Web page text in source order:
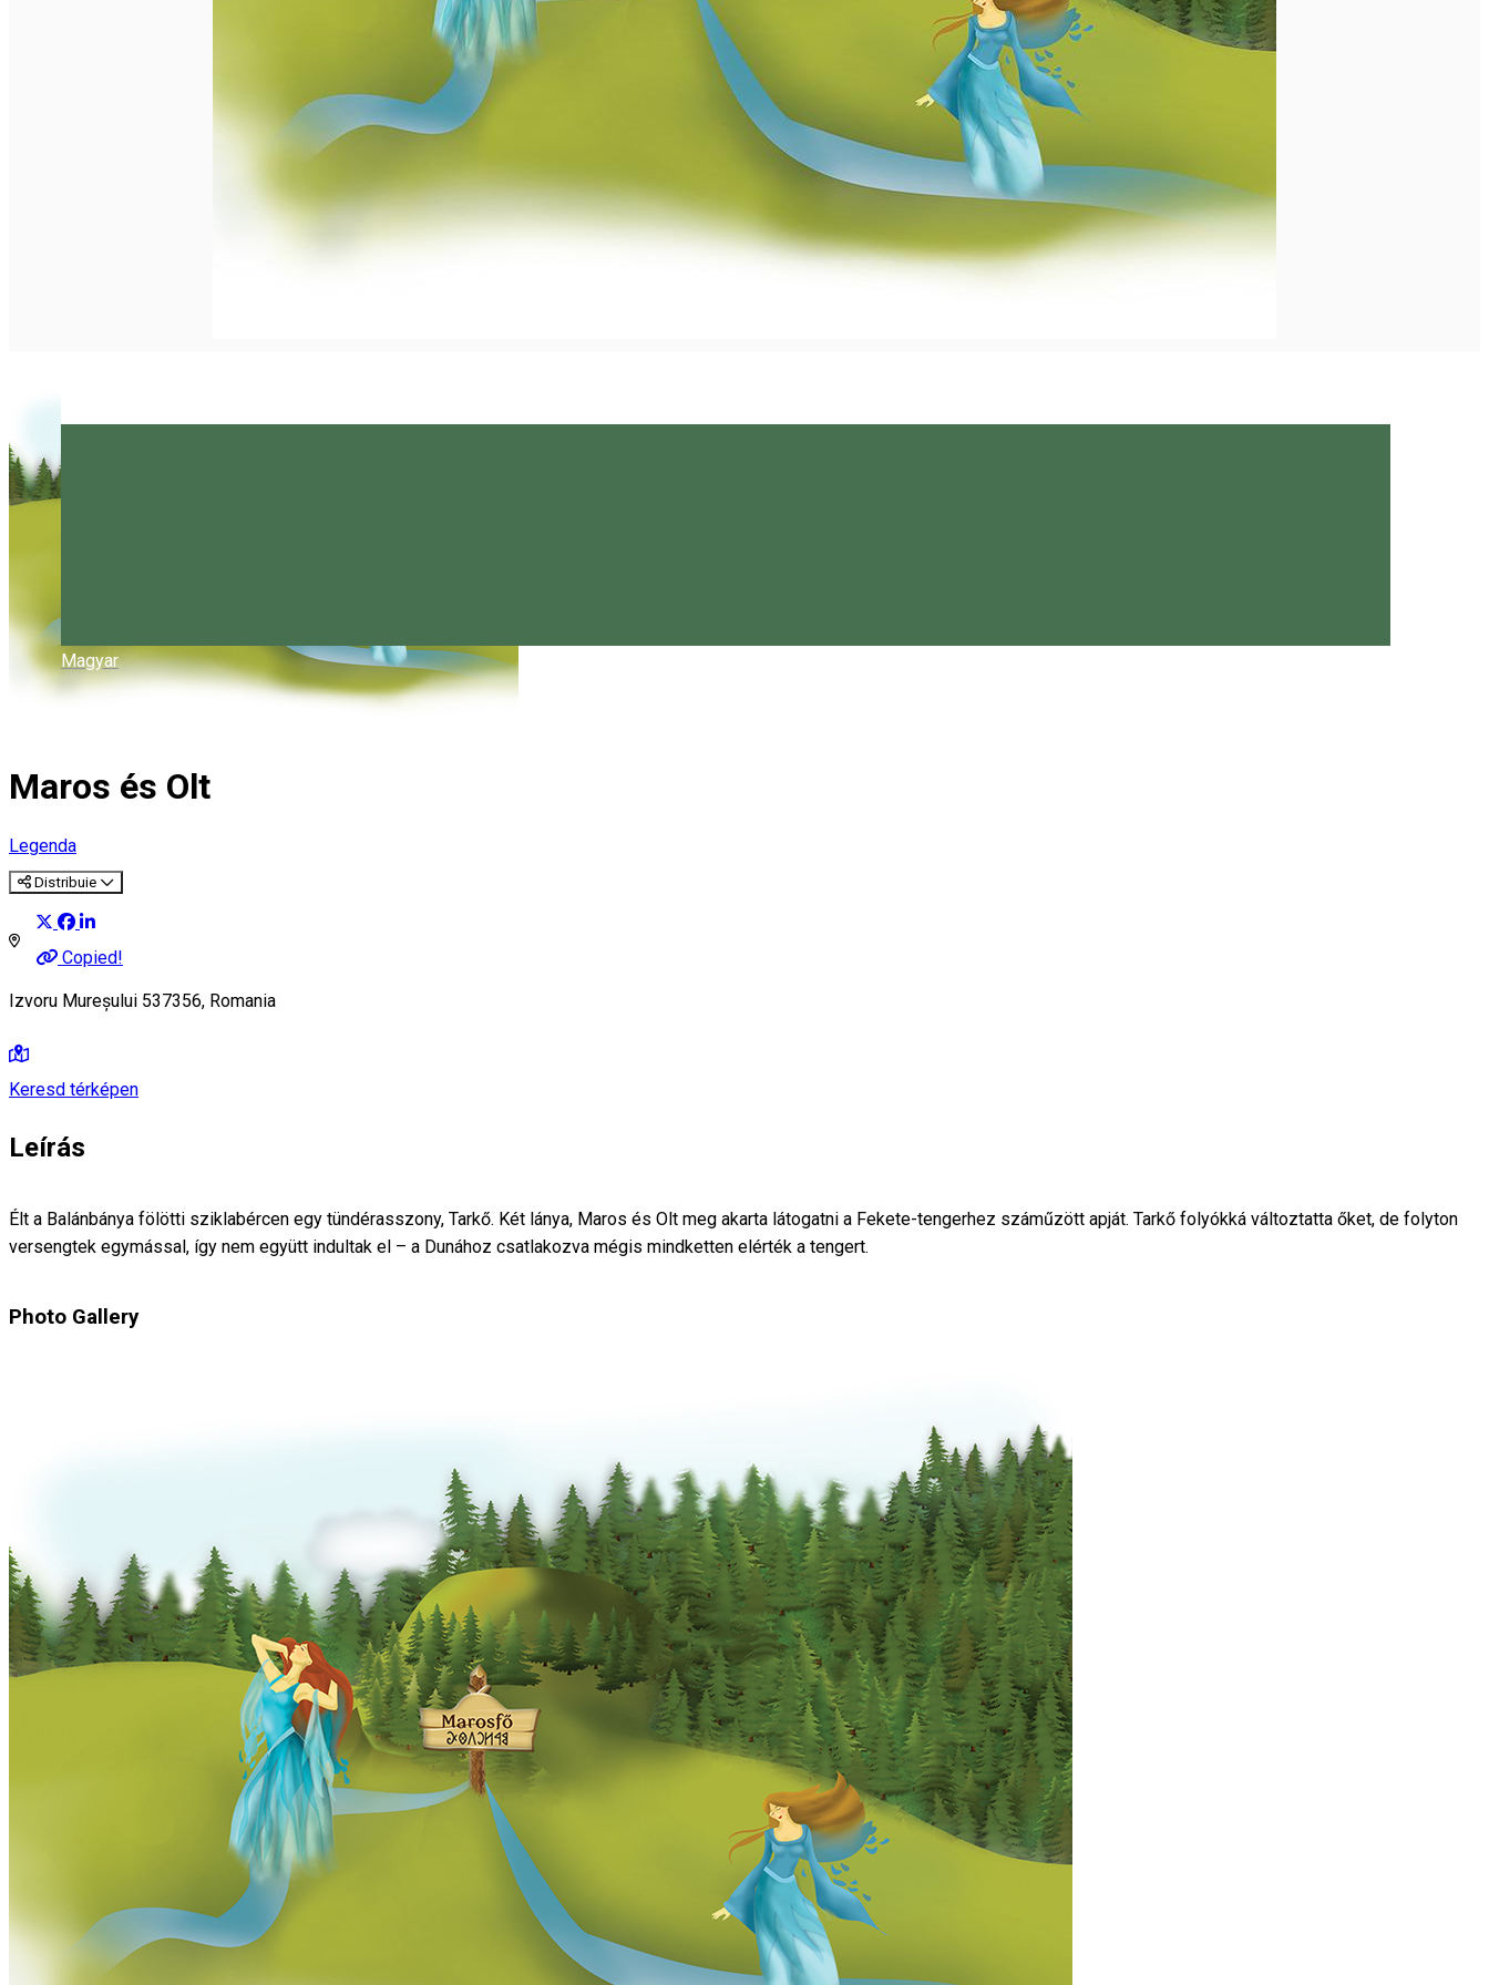
Magyar
Maros és Olt
Legenda
Distribuie
Copied!
Izvoru Mureșului 537356, Romania
Keresd térképen
Leírás
Élt a Balánbánya fölötti sziklabércen egy tündérasszony, Tarkő. Két lánya, Maros és Olt meg akarta látogatni a Fekete-tengerhez száműzött apját. Tarkő folyókká változtatta őket, de folyton
versengtek egymással, így nem együtt indultak el – a Dunához csatlakozva mégis mindketten elérték a tengert.
Photo Gallery